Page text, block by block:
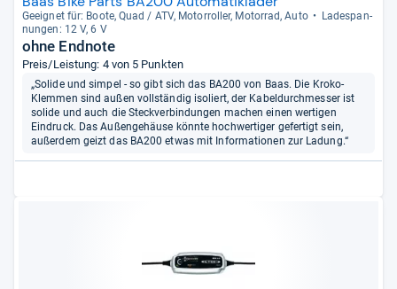
Geeig­net für: Boote, Quad / ATV, Motor­rol­ler, Motor­rad, Auto
Lade­span­
nun­gen: 12 V, 6 V
ohne Endnote
Preis/Leistung: 4 von 5 Punkten
„Solide und simpel - so gibt sich das BA200 von Baas. Die Kroko-
Klemmen sind außen vollständig isoliert, der Kabeldurchmesser ist
solide und auch die Steckverbindungen machen einen wertigen
Eindruck. Das Außengehäuse könnte hochwertiger gefertigt sein,
außerdem geizt das BA200 etwas mit Informationen zur Ladung.“